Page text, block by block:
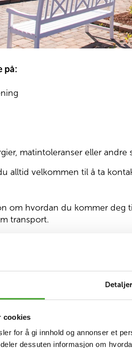
Detaljer
cookies
for å gi innhold og annonser et
dessuten informasjon om
på:
matintoleranser eller
alltid velkommen til å ta
om hvordan du kommer deg
transport.
Godt å
Helse og